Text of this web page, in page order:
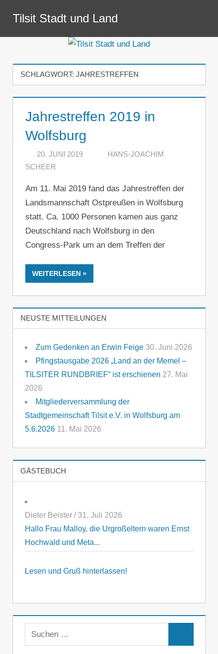
Inhalt
springen
Tilsit Stadt und Land
SCHLAGWORT: JAHRESTREFFEN
Jahrestreffen 2019 in
Wolfsburg
20. JUNI 2019
HANS-JOACHIM
SCHEER
Am 11. Mai 2019 fand das Jahrestreffen der
Landsmannschaft Ostpreußen in Wolfsburg
statt. Ca. 1000 Personen kamen aus ganz
Deutschland nach Wolfsburg in den
Congress-Park um an dem Treffen der
WEITERLESEN
NEUSTE MITTEILUNGEN
Zum Gedenken an Erwin Feige 30. Juni 2026
Pfingstausgabe 2026 „Land an der Memel –
TILSITER RUNDBRIEF“ ist erschienen 27. Mai
2026
Mitgliederversammlung der
Stadtgemeinschaft Tilsit e.V. in Wolfsburg am
5.6.2026 11. Mai 2026
GÄSTEBUCH
Dieter Beister/31. Juli 2026
Hallo Frau Malloy, die Urgroßeltern waren Ernst
Hochwald und Meta...
Lesen und Gruß hinterlassen!